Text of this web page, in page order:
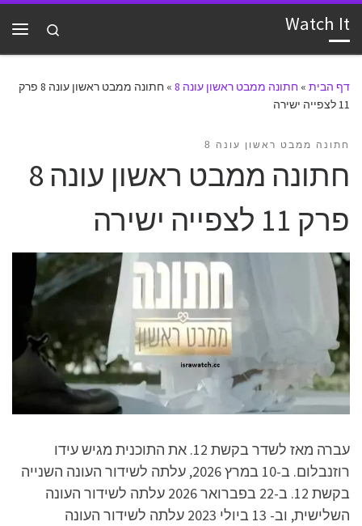
דלג לתוכן Watch It
Search
דף הבית » חתונה ממבט ראשון עונה 8 »
חתונה ממבט ראשון עונה 8 פרק
11 לצפייה ישירה
חתונה ממבט ראשון עונה 8
חתונה ממבט ראשון עונה 8
פרק 11 לצפייה ישירה
עברה מאז לשדר בקשת 12. את התוכנית מגיש עידו
רוזנבלום. ב-10 במרץ 2026, עלתה לשידור העונה השנייה
בקשת 12. ב-22 בפברואר 2026 עלתה לשידור העונה
השלישית, וב- 13 ביולי 2023 עלתה לשידור העונה